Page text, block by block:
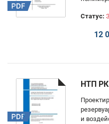
Статус:
12
НТП РК
и